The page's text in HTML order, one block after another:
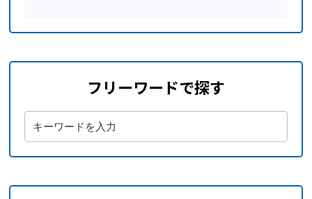
フリーワードで探す